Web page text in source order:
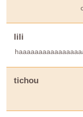
lili
tichou